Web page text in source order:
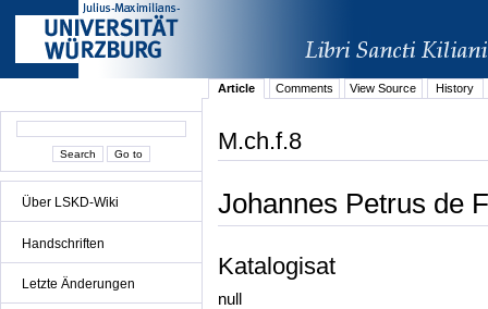
Über LSKD-Wiki
Handschriften
Letzte Änderungen
Article Comments View Source History
M.ch.f.8
Johannes Petrus de
Katalogisat
null